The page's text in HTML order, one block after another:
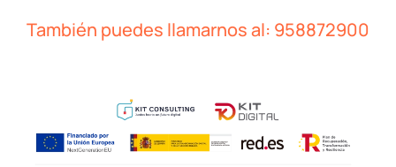
También puedes llamarnos al: 958872900